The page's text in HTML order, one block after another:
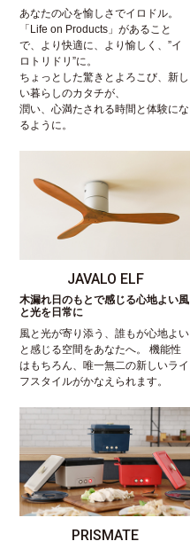
あなたの心を愉しさでイロドル。
「Life on Products」があること
で、より快適に、より愉しく、”イ
ロトリドリ”に。
ちょっとした驚きとよろこび、新し
い暮らしのカタチが、
潤い、心満たされる時間と体験にな
るように。
JAVALO ELF
木漏れ日のもとで感じる心地よい風
と光を日常に
風と光が寄り添う、誰もが心地よい
と感じる空間をあなたへ。 機能性
はもちろん、唯一無二の新しいライ
フスタイルがかなえられます。
PRISMATE